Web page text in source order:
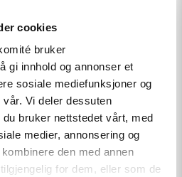
cookies
bruker
gi innhold og annonser et
sosiale mediefunksjoner og
Vi deler dessuten
bruker nettstedet vårt, med
medier, annonsering og
den med annen
for dem, eller som de
– exhibition
– Fakta om situasjonen